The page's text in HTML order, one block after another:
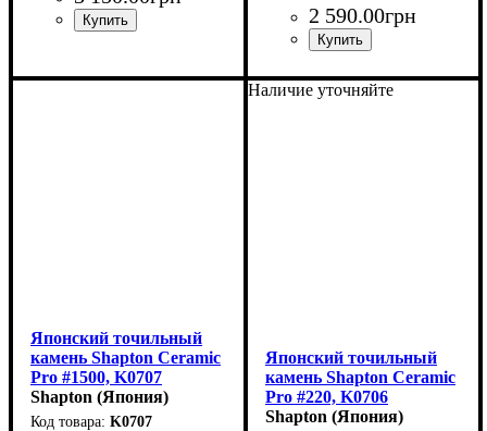
2 590.00грн
Японский точильный
камень Shapton Ceramic
Pro #1500, K0707
(210x70x15мм)
Shapton (Япония)
K0707
Наличие уточняйте
Японский точильный
камень Shapton Ceramic
Pro #220, K0706
(210x70x15мм)
Shapton (Япония)